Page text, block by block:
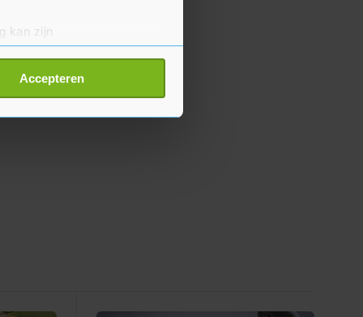
kan zijn
detailgedeelte
Accepteren